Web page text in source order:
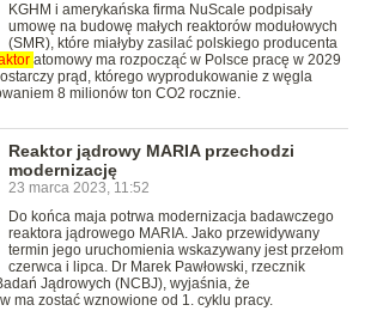
KGHM i amerykańska firma NuScale podpisały
umowę na budowę małych reaktorów modułowych
(SMR), które miałyby zasilać polskiego producenta
atomowy ma rozpocząć w Polsce pracę w 2029
prąd, którego wyprodukowanie z węgla
8 milionów ton CO2 rocznie.
Reaktor jądrowy MARIA przechodzi
modernizację
23 marca 2023, 11:52
Do końca maja potrwa modernizacja badawczego
reaktora jądrowego MARIA. Jako przewidywany
termin jego uruchomienia wskazywany jest przełom
czerwca i lipca. Dr Marek Pawłowski, rzecznik
Jądrowych (NCBJ), wyjaśnia, że
ma zostać wznowione od 1. cyklu pracy.